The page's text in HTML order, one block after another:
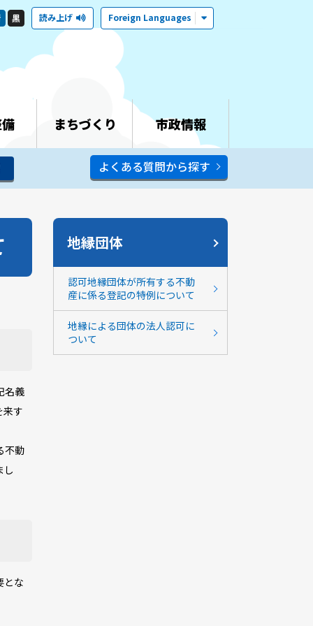
黒 読み上げ Foreign Languages
まちづくり 市政情報
よくある質問から探す
名義
来す
不動
し
とな
地縁団体
認可地縁団体が所有する不動
産に係る登記の特例について
地縁による団体の法人認可に
ついて